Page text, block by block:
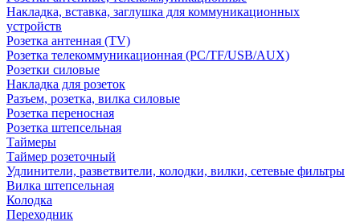
Накладка, вставка, заглушка для коммуникационных
устройств
Розетка антенная (TV)
Розетка телекоммуникационная (PC/TF/USB/AUX)
Розетки силовые
Накладка для розеток
Разъем, розетка, вилка силовые
Розетка переносная
Розетка штепсельная
Таймеры
Таймер розеточный
Удлинители, разветвители, колодки, вилки, сетевые фильтры
Вилка штепсельная
Колодка
Переходник